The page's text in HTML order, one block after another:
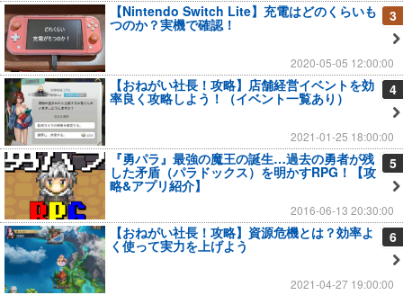
3
【Nintendo Switch Lite】充電はどのくらいも
つのか？実機で確認！
2020-05-05 12:00:00
4
【おねがい社長！攻略】店舗経営イベントを効
率良く攻略しよう！（イベント一覧あり）
2021-01-25 18:00:00
5
『勇パラ』最強の魔王の誕生…過去の勇者が残
した矛盾（パラドックス）を明かすRPG！【攻
略&アプリ紹介】
2016-06-13 20:30:00
6
【おねがい社長！攻略】資源危機とは？効率よ
く使って実力を上げよう
2021-04-27 19:00:00